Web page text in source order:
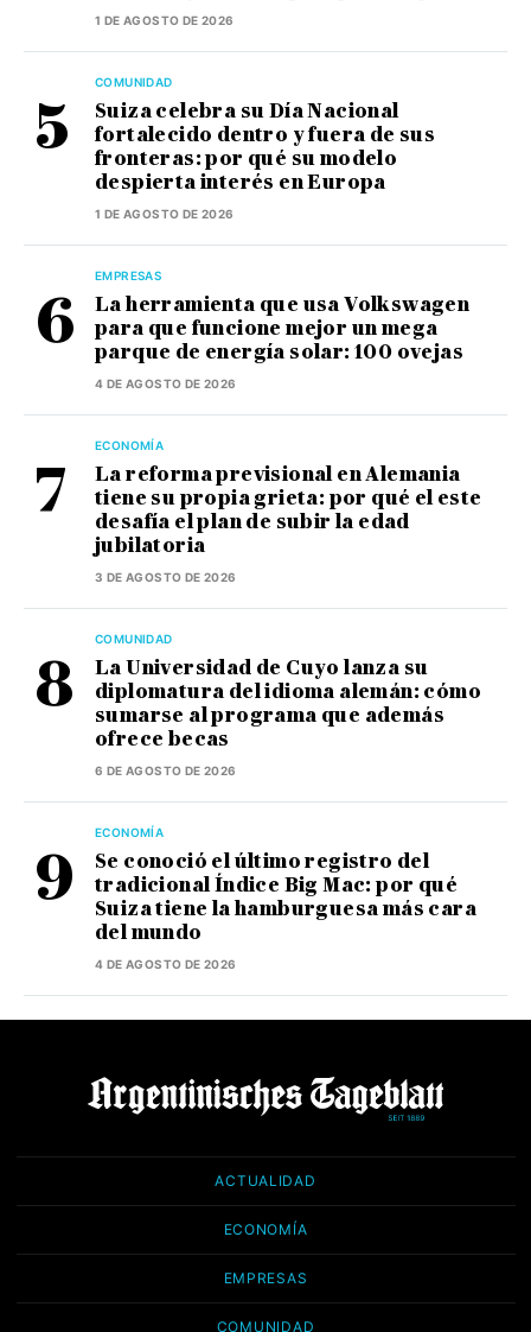
1 DE AGOSTO DE 2026
COMUNIDAD
Suiza celebra su Día Nacional
fortalecido dentro y fuera de sus
fronteras: por qué su modelo
despierta interés en Europa
1 DE AGOSTO DE 2026
EMPRESAS
La herramienta que usa Volkswagen
para que funcione mejor un mega
parque de energía solar: 100 ovejas
4 DE AGOSTO DE 2026
ECONOMÍA
La reforma previsional en Alemania
tiene su propia grieta: por qué el este
desafía el plan de subir la edad
jubilatoria
3 DE AGOSTO DE 2026
COMUNIDAD
La Universidad de Cuyo lanza su
diplomatura del idioma alemán: cómo
sumarse al programa que además
ofrece becas
6 DE AGOSTO DE 2026
ECONOMÍA
Se conoció el último registro del
tradicional Índice Big Mac: por qué
Suiza tiene la hamburguesa más cara
del mundo
4 DE AGOSTO DE 2026
ACTUALIDAD
ECONOMÍA
EMPRESAS
COMUNIDAD